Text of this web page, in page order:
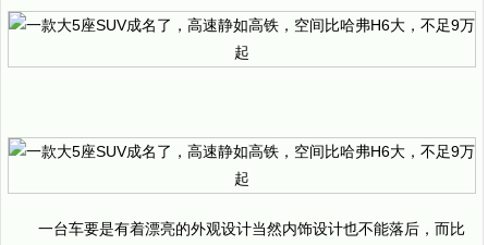
一台车要是有着漂亮的外观设计当然内饰设计也不能落后，而比